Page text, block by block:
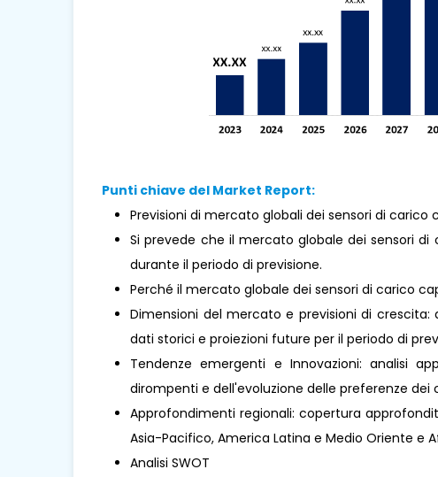
Punti chiave del Market Report:
Previsioni di mercato globali dei sensori di carico
Si prevede che il mercato globale dei sensori
durante il periodo di previsione.
Perché il mercato globale dei sensori di carico
Dimensioni del mercato e previsioni di
dati storici e proiezioni future per il periodo di
Tendenze emergenti e Innovazioni: analisi
dirompenti e dell'evoluzione delle preferenze
Approfondimenti regionali: copertura
Asia-Pacifico, America Latina e Medio Oriente e
Analisi SWOT